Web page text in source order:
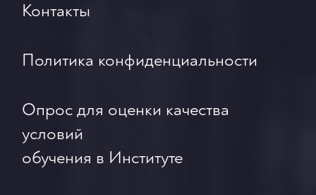
Контакты
Политика конфиденциальности
Опрос для оценки качества
условий
обучения в Институте